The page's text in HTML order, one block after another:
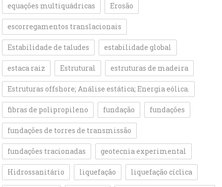
equações multiquádricas Erosão
escorregamentos translacionais
Estabilidade de taludes estabilidade global
estaca raiz Estrutural estruturas de madeira
Estruturas offshore; Análise estática; Energia eólica.
fibras de polipropileno fundação fundações
fundações de torres de transmissão
fundações tracionadas geotecnia experimental
Hidrossanitário liquefação liquefação cíclica